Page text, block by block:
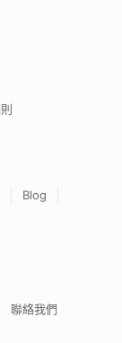
Blog
聯絡我們